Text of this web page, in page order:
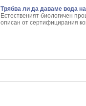
Трябва ли да даваме вода
Естественият биологичен
описан от сертифицирания